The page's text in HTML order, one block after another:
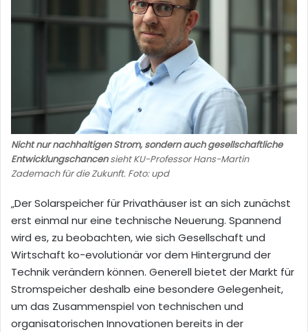
Nicht nur nachhaltigen Strom, sondern auch gesellschaftliche
Entwicklungschancensieht KU-Professor Hans-Martin
Zademach für die Zukunft. Foto: upd
„Der Solarspeicher für Privathäuser ist an sich zunächst
erst einmal nur eine technische Neuerung. Spannend
wird es, zu beobachten, wie sich Gesellschaft und
Wirtschaft ko-evolutionär vor dem Hintergrund der
Technik verändern können. Generell bietet der Markt für
Stromspeicher deshalb eine besondere Gelegenheit,
um das Zusammenspiel von technischen und
organisatorischen Innovationen bereits in der